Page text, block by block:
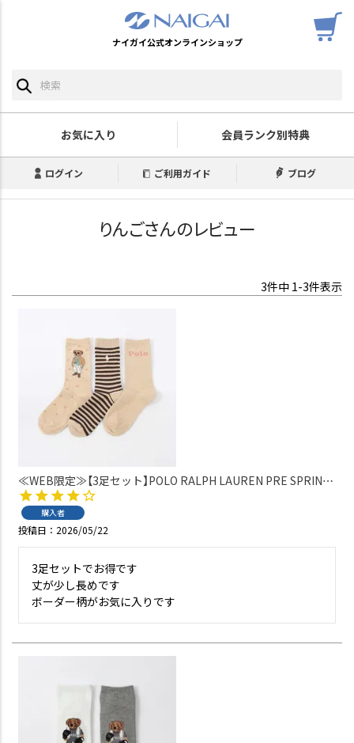
ナイガイ公式オンラインショップ
お気に入り 会員ランク別特典
ログイン ご利用ガイド ブログ
りんごさんのレビュー
3件中 1-3件表示
≪WEB限定≫【3足セット】POLO RALPH LAUREN PRE SPRING
BEAR ＆ WAFFLE STRIPE ＆ Polo LOGO クルー丈 ソックス レ
ディース 93246302
購入者
投稿日 2026/05/22
3足セットでお得です
丈が少し長めです
ボーダー柄がお気に入りです